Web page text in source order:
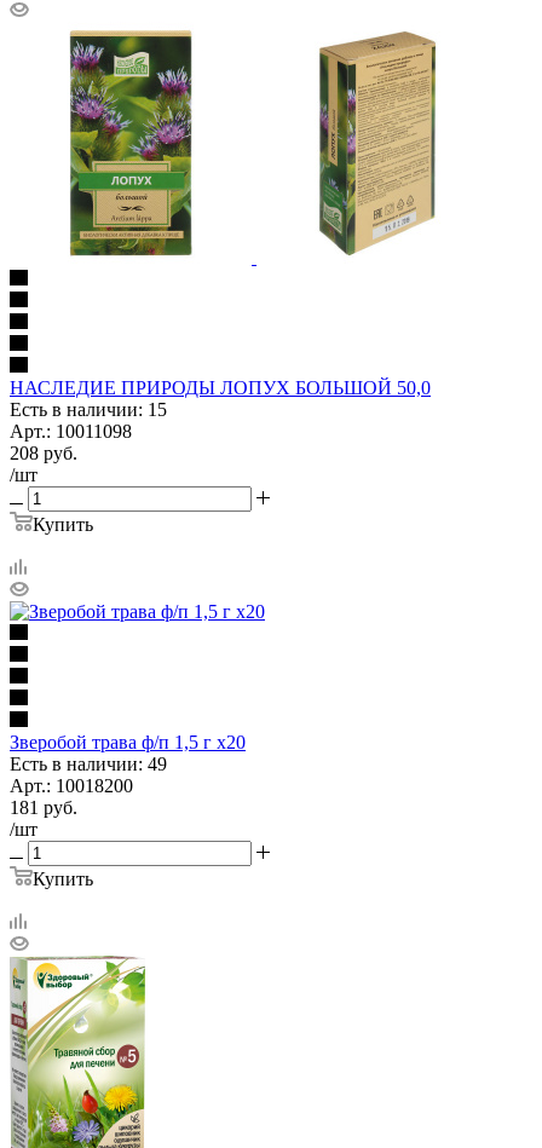
НАСЛЕДИЕ ПРИРОДЫ ЛОПУХ БОЛЬШОЙ 50,0
Есть в наличии: 15
Арт.: 10011098
208 руб.
/шт
Купить
Зверобой трава ф/п 1,5 г х20
Есть в наличии: 49
Арт.: 10018200
181 руб.
/шт
Купить